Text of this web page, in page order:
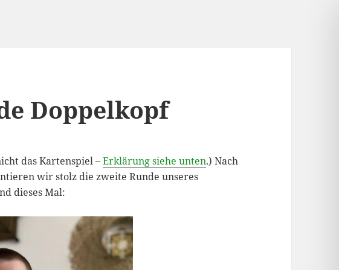
Doppelkopf
das Kartenspiel –Erklärung siehe unten.) Nach
wir stolz die zweite Runde unseres
dieses Mal: